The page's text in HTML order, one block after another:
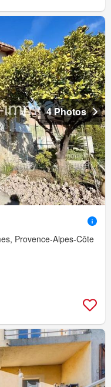
4 Photos
Provence-Alpes-Côte